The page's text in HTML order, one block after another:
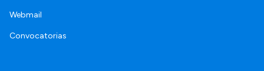
Webmail
Convocatorias